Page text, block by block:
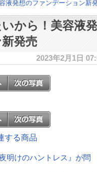
液発想のファンデーション新
から！美容液発
発売
2023年2月1日
する商品
明けのハントレス』が問